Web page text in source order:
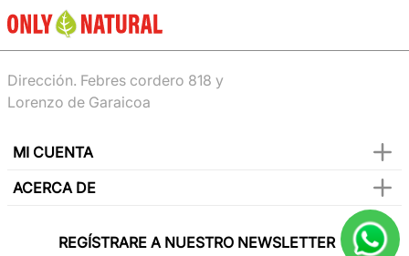
Dirección. Febres cordero 818 y
Lorenzo de Garaicoa
MI CUENTA
ACERCA DE
REGÍSTRARE A NUESTRO NEWSLETTER